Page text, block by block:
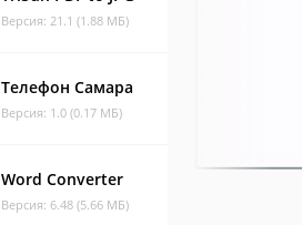
Версия: 21.1 (1.88 МБ)
Телефон Самара
Версия: 1.0 (0.17 МБ)
Word Converter
Версия: 6.48 (5.66 МБ)